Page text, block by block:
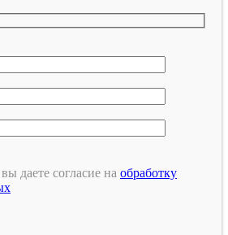
даете согласие на обработку